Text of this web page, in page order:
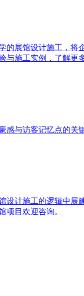
展馆设计施工，
施工实例，了解
与访客记忆点的
计施工的逻辑中
项目欢迎咨询。